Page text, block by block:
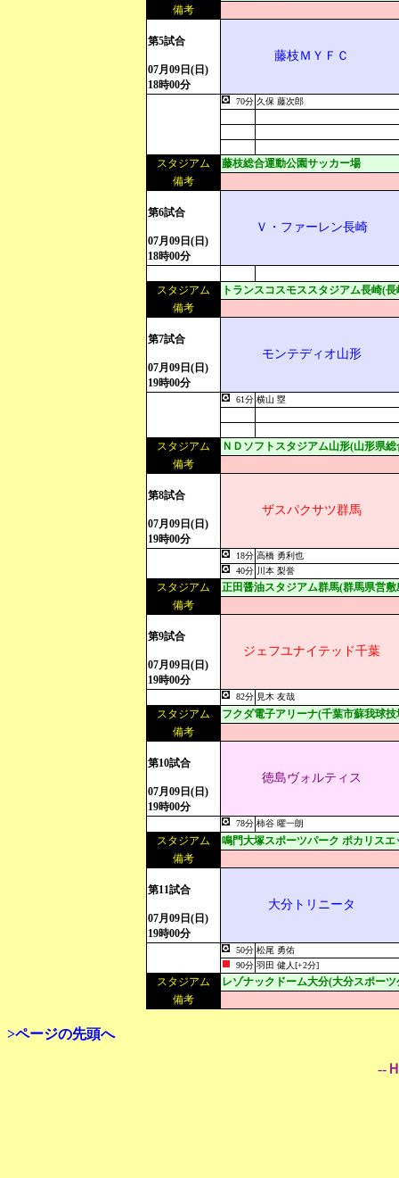
備考
第5試合
07月09日(日)
18時00分
藤枝ＭＹＦＣ
70分 久保 藤次郎
スタジアム
藤枝総合運動公園サッカー場
備考
第6試合
07月09日(日)
18時00分
Ｖ・ファーレン長崎
スタジアム
トランスコスモススタジアム長崎(
備考
第7試合
07月09日(日)
19時00分
モンテディオ山形
61分 横山 塁
スタジアム
ＮＤソフトスタジアム山形(山形県
備考
第8試合
07月09日(日)
19時00分
ザスパクサツ群馬
18分 高橋 勇利也
40分
川本 梨誉
スタジアム
正田醤油スタジアム群馬(群馬県営
備考
第9試合
07月09日(日)
19時00分
ジェフユナイテッド千葉
82分 見木 友哉
スタジアム
フクダ電子アリーナ(千葉市蘇我球技
備考
第10試合
07月09日(日)
19時00分
徳島ヴォルティス
78分 柿谷 曜一朗
スタジアム
鳴門大塚スポーツパーク ポカリスエ
備考
第11試合
07月09日(日)
19時00分
大分トリニータ
50分 松尾 勇佑
90分 羽田 健人[+2分]
スタジアム
レゾナックドーム大分(大分スポー
備考
>ページの先頭へ
--